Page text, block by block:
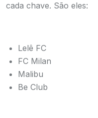
cada chave. São eles:
Lelê FC
FC Milan
Malibu
Be Club